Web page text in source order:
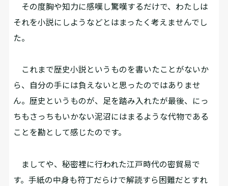
その度胸や知力に感嘆し驚嘆するだけで、わたしは
それを小説にしようなどとはまったく考えませんでし
た。
これまで歴史小説というものを書いたことがないか
ら、自分の手には負えないと思ったのではありませ
ん。歴史というものが、足を踏み入れたが最後、にっ
ちもさっちもいかない泥沼にはまるような代物である
ことを勘として感じたのです。
ましてや、秘密裡に行われた江戸時代の密貿易で
す。手紙の中身も符丁だらけで解読すら困難だとすれ